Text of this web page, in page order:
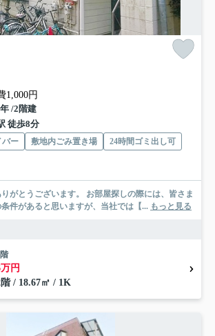
1,000円
/2階建
徒歩8分
バー 敷地内ごみ置き場
24時間ゴミ出し可
ます。 お部屋探しの際には、皆さま
件があると思いますが、当社では【... もっと見る
円
/ 18.67㎡ / 1K